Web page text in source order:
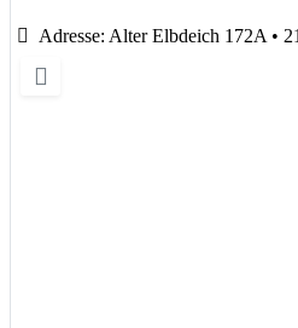
Adresse: Alter Elbdeich 172A •